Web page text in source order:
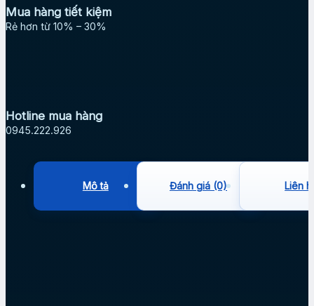
Mua hàng tiết kiệm
Rẻ hơn từ 10% – 30%
Hotline mua hàng
0945.222.926
Mô tả Đánh giá (0) Liên